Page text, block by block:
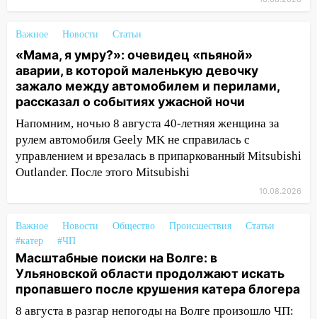
начальником управления
административно-технического
контроля администрации Ульяновска
11:12 В Ульяновской области в огне
погиб один человек
11:05 12 человек погибли и 39 получили
ранения после атаки беспилотников на
Нижнекамск
10:15
Соцсети: мотоциклист врезался в
«Калину» в Новом городе
10:11 Во время атаки беспилотников в
Нижнекамске погибли люди: в
Важное Новости Статьи
«Мама, я умру?»: очевидец «пьяной»
аварии, в которой маленькую девочку
зажало между автомобилем и перилами,
рассказал о событиях ужасной ночи
Напомним, ночью 8 августа 40-летняя женщина за
рулем автомобиля Geely MK не справилась с
управлением и врезалась в припаркованный Mitsubishi
Outlander. После этого Mitsubishi
10.08.2026
Важное Новости Общество Происшествия
Статьи
#катер
#ЧП
Масштабные поиски на Волге: в
Ульяновской области продолжают искать
пропавшего после крушения катера блогера
8 августа в разгар непогоды на Волге произошло ЧП: